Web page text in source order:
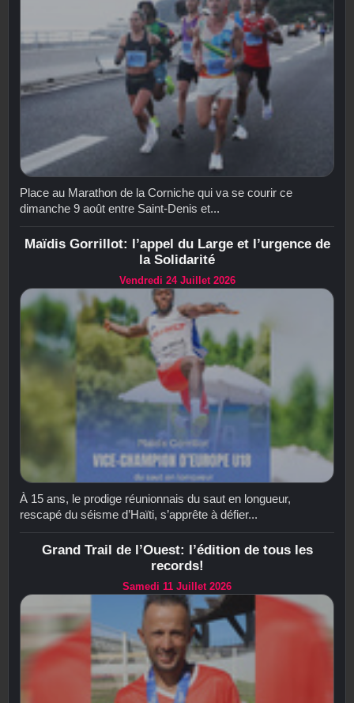
Place au Marathon de la Corniche qui va se courir ce
dimanche 9 août entre Saint-Denis et...
Maïdis Gorrillot: l’appel du Large et l’urgence de
la Solidarité
Vendredi 24 Juillet 2026
À 15 ans, le prodige réunionnais du saut en longueur,
rescapé du séisme d’Haïti, s’apprête à défier...
Grand Trail de l’Ouest: l’édition de tous les
records!
Samedi 11 Juillet 2026